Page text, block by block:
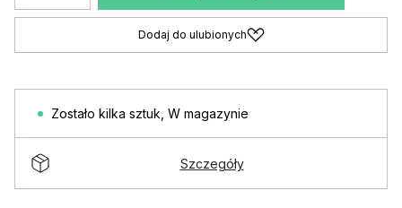
Dodaj do ulubionych
Zostało kilka sztuk W magazynie
Szczegóły